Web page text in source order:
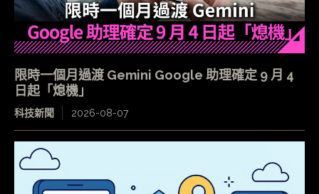
限時一個月過渡 Gemini Google 助理確定 9 月 4
日起「熄機」
科技新聞 2026-08-07